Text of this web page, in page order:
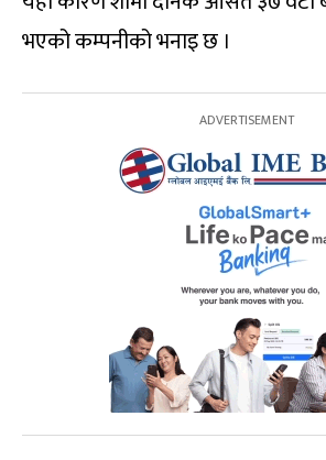
भएको कम्पनीको भनाइ छ ।